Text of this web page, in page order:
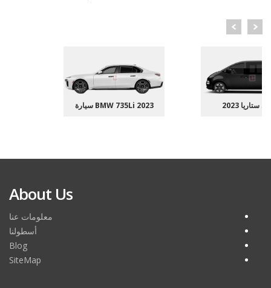
سيارة BMW 735Li 2023 ستاريا 2023
About Us
معلومات عنا
أسطولنا
Blog
SiteMap